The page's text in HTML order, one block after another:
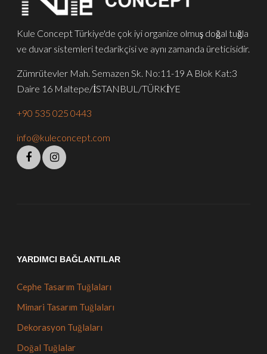
Kule Concept Türkiye'de çok iyi organize olmuş doğal tuğla
ve duvar sistemleri tedarikçisi ve aynı zamanda üreticisidir.
Zümrütevler Mah. Semazen Sk. No:11-19 A Blok Kat:3
Daire 16 Maltepe/İSTANBUL/TÜRKİYE
+90 535 025 0443
info@kuleconcept.com
YARDIMCI BAĞLANTILAR
Cephe Tasarım Tuğlaları
Mimari Tasarım Tuğlaları
Dekorasyon Tuğlaları
Doğal Tuğlalar